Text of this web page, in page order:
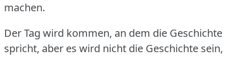
machen.
Der Tag wird kommen, an dem die Geschichte
spricht, aber es wird nicht die Geschichte sein,